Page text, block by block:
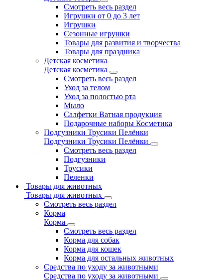
Смотреть весь раздел
Игрушки от 0 до 3 лет
Игрушки
Сезонные игрушки
Товары для развития и творчества
Товары для праздника
Детская косметика
Детская косметика
Смотреть весь раздел
Уход за телом
Уход за полостью рта
Мыло
Салфетки Ватная продукция
Подарочные наборы Косметика
Подгузники Трусики Пелёнки
Подгузники Трусики Пелёнки
Смотреть весь раздел
Подгузники
Трусики
Пеленки
Товары для животных
Товары для животных
Смотреть весь раздел
Корма
Корма
Смотреть весь раздел
Корма для собак
Корма для кошек
Корма для остальных животных
Средства по уходу за животными
Средства по уходу за животными